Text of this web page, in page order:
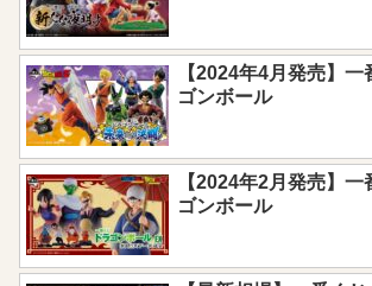
【2024年4月発売】一
ゴンボール
【2024年2月発売】一
ゴンボール